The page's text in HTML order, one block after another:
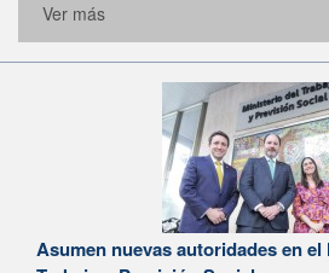
Ver más
Asumen nuevas autoridades en